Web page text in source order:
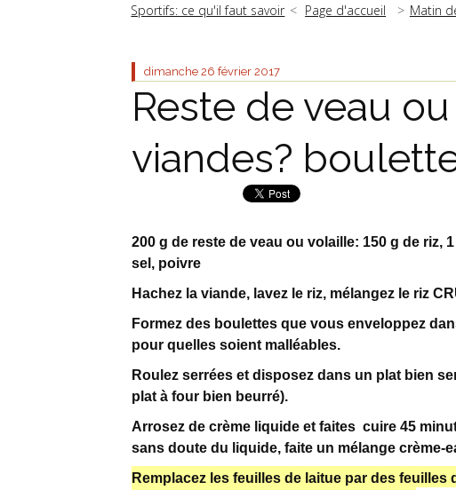
Sportifs: ce qu'il faut savoir Page d'accueil Matin
dimanche 26 février 2017
Reste de veau
viandes?
200 g de reste de veau ou volaille: 150 g de riz,
sel, poivre
Hachez la viande, lavez le riz, mélangez le riz
Formez des boulettes que vous enveloppez
pour quelles soient malléables.
Roulez serrées et disposez dans un plat bien
plat à four bien beurré).
Arrosez de crème liquide et faites cuire 45
sans doute du liquide, faite un mélange crème-
Remplacez les feuilles de laitue par des